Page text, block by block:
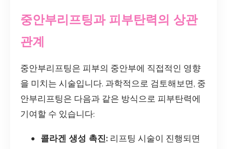
중안부리프팅과 피부탄력의 상관
관계
중안부리프팅은 피부의 중안부에 직접적인 영향
을 미치는 시술입니다. 과학적으로 검토해보면, 중
안부리프팅은 다음과 같은 방식으로 피부탄력에
기여할 수 있습니다:
콜라겐 생성 촉진: 리프팅 시술이 진행되면